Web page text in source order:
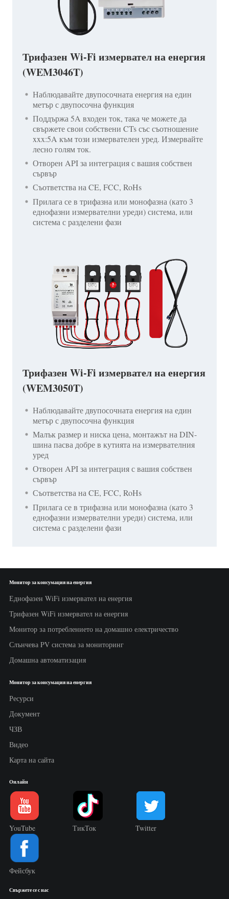
Трифазен Wi-Fi измервател на енергия
(WEM3046T)
Наблюдавайте двупосочната енергия на един
метър с двупосочна функция
Поддържа 5A входен ток, така че можете да
свържете свои собствени CTs със съотношение
xxx:5A към този измервателен уред. Измервайте
лесно голям ток.
Отворен API за интеграция с вашия собствен
сървър
Съответства на CE, FCC, RoHs
Прилага се в трифазна или монофазна (като 3
еднофазни измервателни уреди) система, или
система с разделени фази
Трифазен Wi-Fi измервател на енергия
(WEM3050T)
Наблюдавайте двупосочната енергия на един
метър с двупосочна функция
Малък размер и ниска цена, монтажът на DIN-
шина пасва добре в кутията на измервателния
уред
Отворен API за интеграция с вашия собствен
сървър
Съответства на CE, FCC, RoHs
Прилага се в трифазна или монофазна (като 3
еднофазни измервателни уреди) система, или
система с разделени фази
Монитор за консумация на енергия
Еднофазен WiFi измервател на енергия
Трифазен WiFi измервател на енергия
Монитор за потреблението на домашно електричество
Слънчева PV система за мониторинг
Домашна автоматизация
Монитор за консумация на енергия
Ресурси
Документ
ЧЗВ
Видео
Карта на сайта
Онлайн
YouTube ТикТок Twitter
Фейсбук
Свържете се с нас